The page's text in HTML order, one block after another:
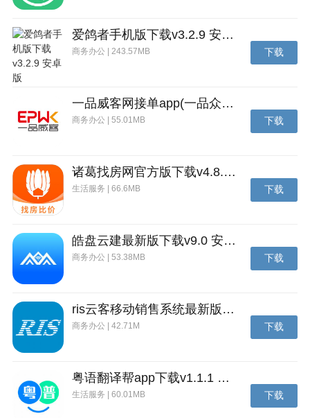
游戏特色
1、游戏提供丰富的挑战玩法，完成关卡目标即可获得
可观的金币奖励，用于解锁更多内容。
2、核心玩法围绕箱子合成展开，玩家将怪物放入箱
中，点击后使其下落并与同类碰撞合成。
3、游戏界面会清晰提示当前待放入的怪物，并预告下
一个即将出现的种类，方便玩家提前规划。
置，以精准命中箱底同类，触发高效合成。
游戏优势
爱鸽者手机版下载v3.2.9 安卓版
商务办公 | 243.57MB 下载
一品威客网接单app(一品众包)下载v2.7.1 安卓最新版
商务办公 | 55.01MB 下载
诸葛找房网官方版下载v4.8.1.1 安卓最新版
生活服务 | 66.6MB 下载
皓盘云建最新版下载v9.0 安卓版
商务办公 | 53.38MB 下载
ris云客移动销售系统最新版下载v1.1.25 安卓手机版
商务办公 | 42.71M 下载
粤语翻译帮app下载v1.1.1 安卓版
生活服务 | 60.01MB 下载